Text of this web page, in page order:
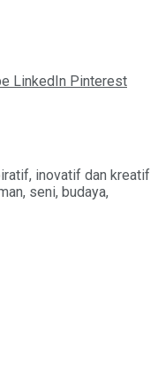
LinkedIn Pinterest
inovatif dan kreatif
seni, budaya,